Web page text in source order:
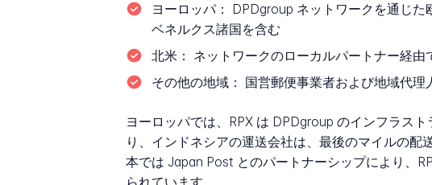
ヨーロッパ：
DPDgroup ネットワークを通じた
ベネルクス諸国を含む
北米：
ネットワークのローカルパートナー経
その他の地域：
国営郵便事業者および地域代
ヨーロッパでは、RPX は DPDgroup のインフラス
り、インドネシアの運送会社は、最後のマイルの
本では Japan Post とのパートナーシップにより、